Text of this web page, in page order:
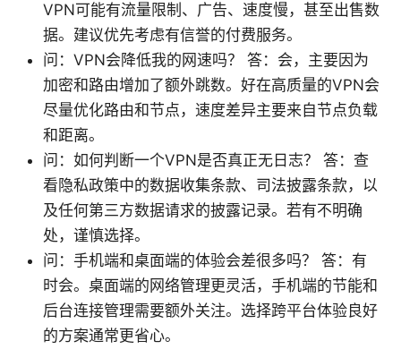
VPN可能有流量限制、广告、速度慢，甚至出售数
据。建议优先考虑有信誉的付费服务。
问：VPN会降低我的网速吗？ 答：会，主要因为
加密和路由增加了额外跳数。好在高质量的VPN会
尽量优化路由和节点，速度差异主要来自节点负载
和距离。
问：如何判断一个VPN是否真正无日志？ 答：查
看隐私政策中的数据收集条款、司法披露条款，以
及任何第三方数据请求的披露记录。若有不明确
处，谨慎选择。
问：手机端和桌面端的体验会差很多吗？ 答：有
时会。桌面端的网络管理更灵活，手机端的节能和
后台连接管理需要额外关注。选择跨平台体验良好
的方案通常更省心。